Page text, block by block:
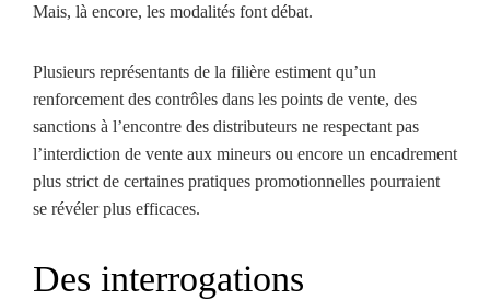
Mais, là encore, les modalités font débat.
Plusieurs représentants de la filière estiment qu’un
renforcement des contrôles dans les points de vente, des
sanctions à l’encontre des distributeurs ne respectant pas
l’interdiction de vente aux mineurs ou encore un encadrement
plus strict de certaines pratiques promotionnelles pourraient
se révéler plus efficaces.
Des interrogations